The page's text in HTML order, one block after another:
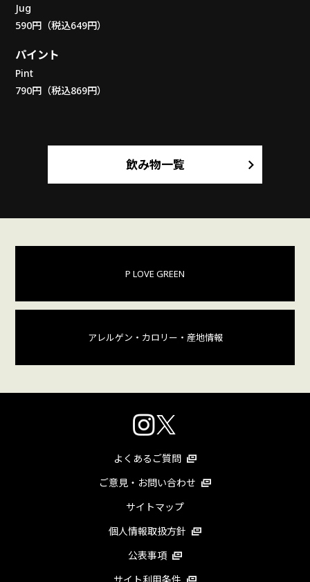
Jug
590円（税込649円）
パイント
Pint
790円（税込869円）
飲み物一覧
P LOVE GREEN
アレルゲン・カロリー ・産地情報
よくあるご質問
ご意見・お問い合わせ
サイトマップ
個人情報取扱方針
公表事項